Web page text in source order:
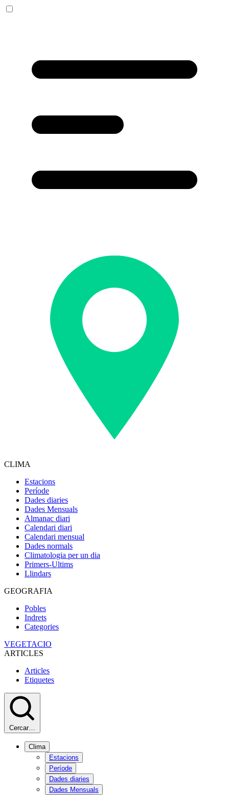
CLIMA
Estacions
Període
Dades diaries
Dades Mensuals
Almanac diari
Calendari diari
Calendari mensual
Dades normals
Climatologia per un dia
Primers-Ultims
Llindars
GEOGRAFIA
Pobles
Indrets
Categories
VEGETACIO
ARTICLES
Articles
Etiquetes
Cercar…
Clima
Estacions
Període
Dades diaries
Dades Mensuals